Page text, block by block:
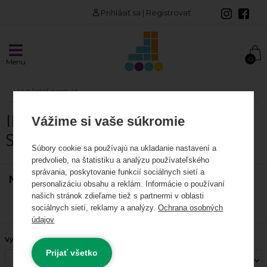
Prihlásiť sa | Registrovať
Menu 0
INLINE KORČULE / LOŽISKÁ A
SPACERY
NAJPREDÁVANEJŠIE
Zobraziť ďalšie produkty
Výrobca:
INLINE KORČULE
Korčule
Kolieska
Ložiská a spacery
Vložky, linery
Vážime si vaše súkromie
Súbory cookie sa používajú na ukladanie nastavení a
predvolieb, na štatistiku a analýzu používateľského
správania, poskytovanie funkcií sociálnych sietí a
personalizáciu obsahu a reklám. Informácie o používaní
našich stránok zdieľame tiež s partnermi v oblasti
sociálnych sietí, reklamy a analýzy.Ochrana osobných
údajov
Prijať všetko